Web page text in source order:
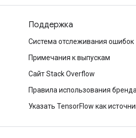
Поддержка
Система отслеживания ошибок
Примечания к выпускам
Сайт Stack Overflow
Правила использования бренда
Указать TensorFlow как